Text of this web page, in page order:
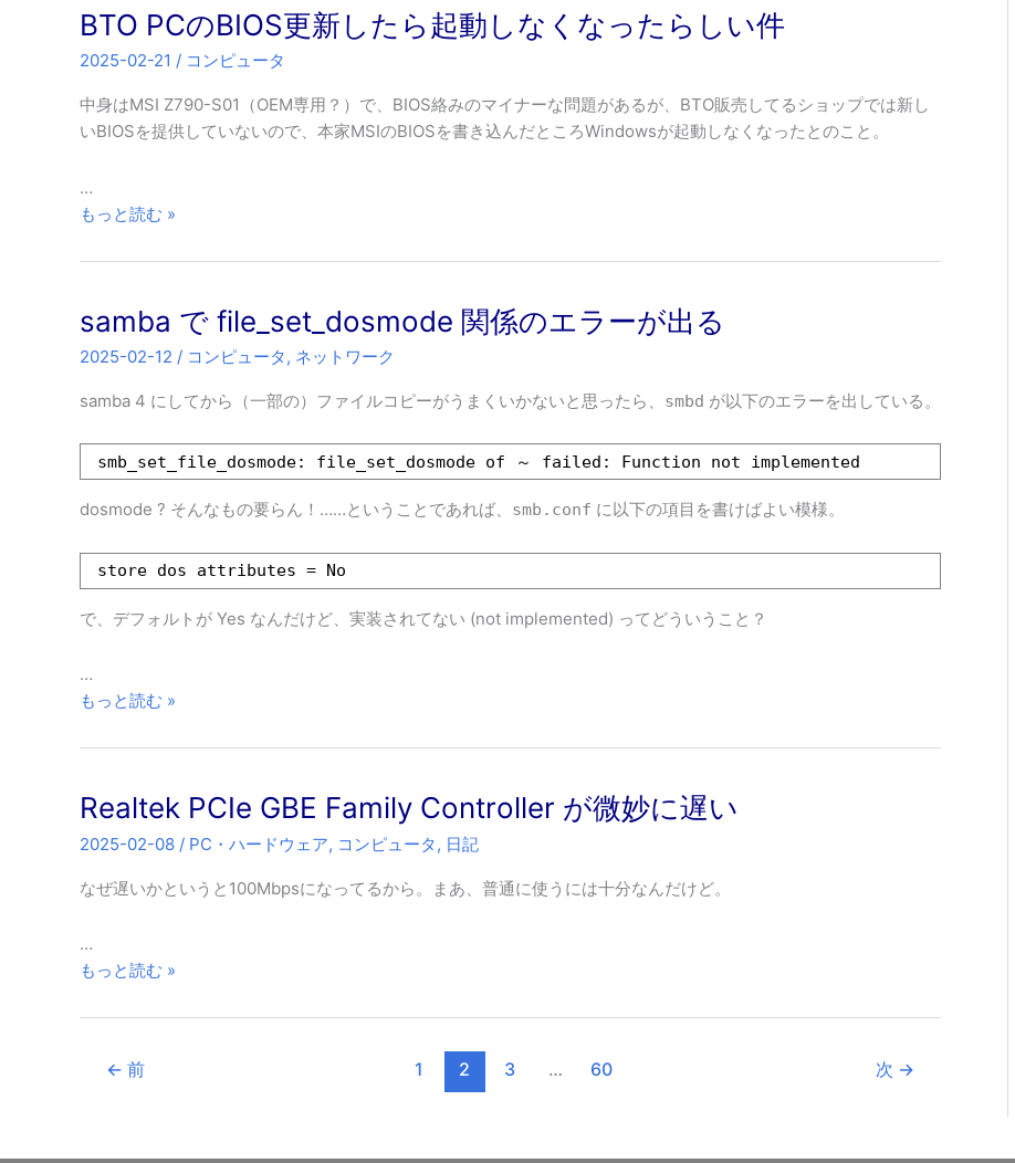
ミ
PC（？）
は
な
BTO PCのBIOS更新したら起動しなくなったらしい件
2025-02-21 / コンピュータ
中身はMSI Z790-S01（OEM専用？）で、BIOS絡みのマイナーな問題があるが、BTO販売してるショップでは新し
いBIOSを提供していないので、本家MSIのBIOSを書き込んだところWindowsが起動しなくなったとのこと。
…
BTO
の
更
た
起
動
し
く
な
っ
し
い
件
もっと読む »
samba で file_set_dosmode 関係のエラーが出る
2025-02-12 / コンピュータ, ネットワーク
samba 4 にしてから（一部の）ファイルコピーがうまくいかないと思ったら、 smbd が以下のエラーを出している。
smb_set_file_dosmode: file_set_dosmode of ～ failed: Function not implemented
dosmode ? そんなもの要らん！……ということであれば、 smb.conf に以下の項目を書けばよい模様。
store dos attributes = No
で、デフォルトが Yes なんだけど、実装されてない (not implemented) ってどういうこと？
…
samba
file_set_dosmode
係
ラ
出
もっと読む »
Realtek PCIe GBE Family Controller が微妙に遅い
2025-02-08 / PC・ハードウェア, コンピュータ, 日記
なぜ遅いかというと100Mbpsになってるから。まあ、普通に使うには十分なんだけど。
…
Realtek
GBE
Controller
妙
もっと読む »
← 前 1 2 3 … 60 次 →